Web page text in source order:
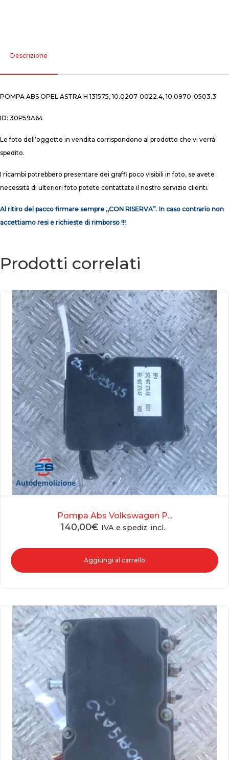
Descrizione
POMPA ABS OPEL ASTRA H 131575, 10.0207-0022.4, 10.0970-0503.3
ID: 30P59A64
Le foto dell’oggetto in vendita corrispondono al prodotto che vi verrà
spedito.
I ricambi potrebbero presentare dei graffi poco visibili in foto, se avete
necessità di ulteriori foto potete contattate il nostro servizio clienti.
Al ritiro del pacco firmare sempre ,,CON RISERVA”. In caso contrario non
accettiamo resi e richieste di rimborso !!!
Prodotti correlati
Pompa Abs Volkswagen P...
140,00€ IVA e spediz. incl.
Aggiungi al carrello